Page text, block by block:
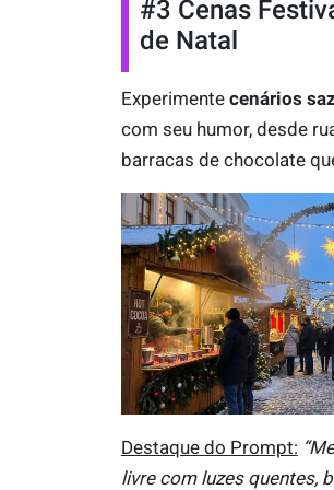
#3 Cenas
de Natal
Experimente cenários
com seu humor, desde
barracas de chocolate
Destaque do Prompt:
livre com luzes quentes,